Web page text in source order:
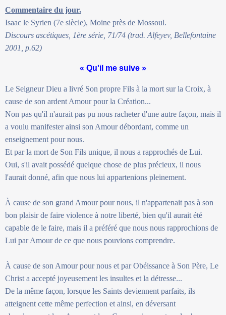
Commentaire du jour.
Isaac le Syrien (7e siècle), Moine près de Mossoul.
Discours ascétiques, 1ère série, 71/74 (trad. Alfeyev, Bellefontaine
2001, p.62)
« Qu'il me suive »
Le Seigneur Dieu a livré Son propre Fils à la mort sur la Croix, à
cause de son ardent Amour pour la Création...
Non pas qu'il n'aurait pas pu nous racheter d'une autre façon, mais il
a voulu manifester ainsi son Amour débordant, comme un
enseignement pour nous.
Et par la mort de Son Fils unique, il nous a rapprochés de Lui.
Oui, s'il avait possédé quelque chose de plus précieux, il nous
l'aurait donné, afin que nous lui appartenions pleinement.
À cause de son grand Amour pour nous, il n'appartenait pas à son
bon plaisir de faire violence à notre liberté, bien qu'il aurait été
capable de le faire, mais il a préféré que nous nous rapprochions de
Lui par Amour de ce que nous pouvions comprendre.
À cause de son Amour pour nous et par Obéissance à Son Père, Le
Christ a accepté joyeusement les insultes et la détresse...
De la même façon, lorsque les Saints deviennent parfaits, ils
atteignent cette même perfection et ainsi, en déversant